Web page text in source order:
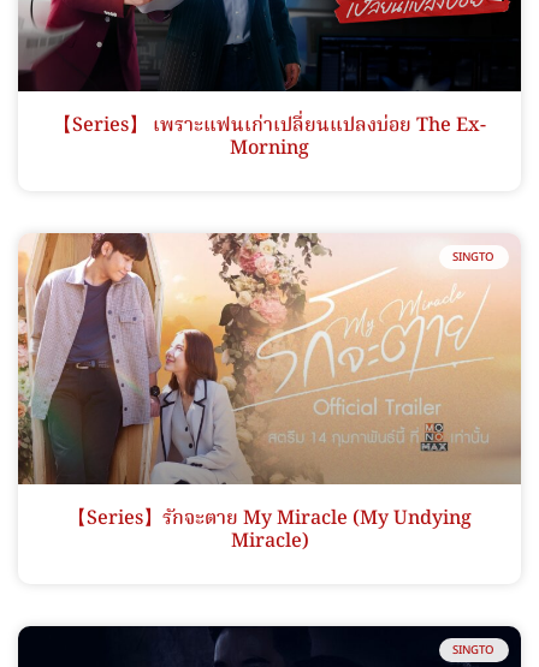
【Series】 เพราะแฟนเก่าเปลี่ยนแปลงบ่อย The Ex-
Morning
SINGTO
【Series】รักจะตาย My Miracle (My Undying
Miracle)
SINGTO